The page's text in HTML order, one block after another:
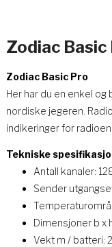
Zodiac
Zodiac Basic Pro
Her har du en enkel
nordiske jegeren.
indikeringer for
Tekniske
Antall kanaler:
Sender
Dimensjoner b x
Vekt m / batteri: